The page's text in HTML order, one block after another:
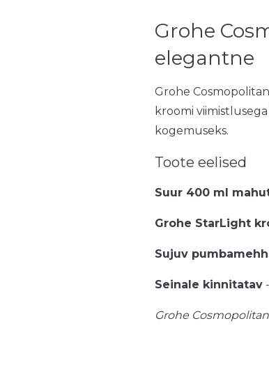
Grohe
elegantne
Grohe
kroomi
kogemuseks.
Toote eelised
Suur 400 ml
Grohe StarLight
Sujuv
Seinale kinnitatav
Grohe